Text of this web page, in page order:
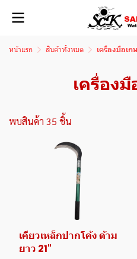
หน้าแรก สินค้าทั้งหมด เครื่องมือเก
เครื่อง
พบสินค้า 35 ชิ้น
เคียวเหล็กปากโค้ง ด้าม
ยาว 21"